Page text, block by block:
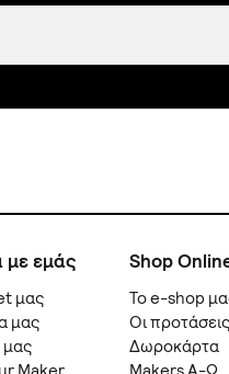
με εμάς
μας
μας
Shop
Το e-shop
Οι
Δωροκάρτα